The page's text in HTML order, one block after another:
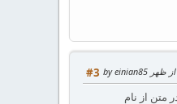
#3
متن از نام